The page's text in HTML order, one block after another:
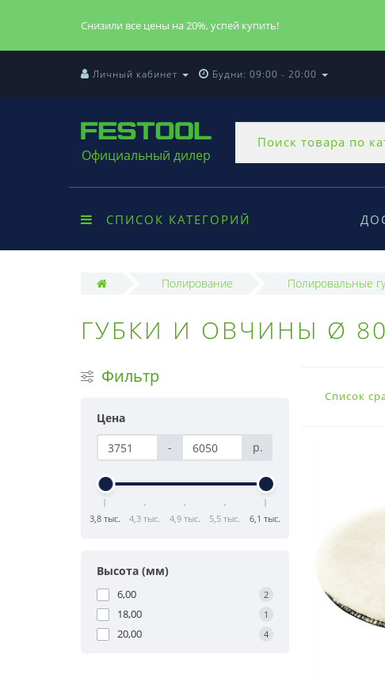
Снизили все цены на 20%, успей купить!
Личный кабинет Будни: 09:00 - 20:00
Официальный дилер
СПИСОК КАТЕГОРИЙ
Полирование Полировальные
ГУБКИ И ОВЧИНЫ Ø
Фильтр
Цена
-
р.
3,8 тыс. 4,3 тыс. 4,9 тыс. 5,5 тыс. 6,1 тыс.
Высота (мм)
6,00 2
18,00 1
20,00 4
Список